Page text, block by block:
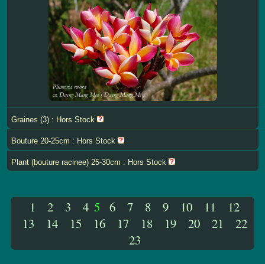
Graines (3) : Hors Stock
Bouture 20-25cm : Hors Stock
Plant (bouture racinee) 25-30cm : Hors Stock
1 2 3 4 5 6 7 8 9 10 11
12
13
14 15 16 17 18 19 20 21
22
23